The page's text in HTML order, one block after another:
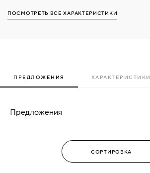
ПОСМОТРЕТЬ ВСЕ ХАРАКТЕРИСТИКИ
ПРЕДЛОЖЕНИЯ ХАРАКТЕРИСТИКИ
Предложения